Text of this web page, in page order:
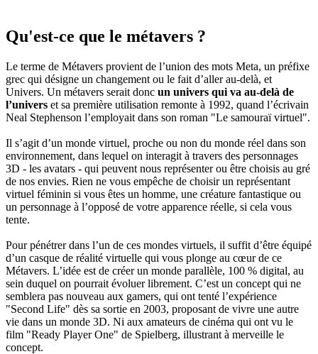
Qu'est-ce que le métavers ?
Le terme de Métavers provient de l’union des mots Meta, un préfixe
grec qui désigne un changement ou le fait d’aller au-delà, et
Univers. Un métavers serait donc un univers qui va au-delà de
l’univers et sa première utilisation remonte à 1992, quand l’écrivain
Neal Stephenson l’employait dans son roman "Le samouraï virtuel".
Il s’agit d’un monde virtuel, proche ou non du monde réel dans son
environnement, dans lequel on interagit à travers des personnages
3D - les avatars - qui peuvent nous représenter ou être choisis au gré
de nos envies. Rien ne vous empêche de choisir un représentant
virtuel féminin si vous êtes un homme, une créature fantastique ou
un personnage à l’opposé de votre apparence réelle, si cela vous
tente.
Pour pénétrer dans l’un de ces mondes virtuels, il suffit d’être équipé
d’un casque de réalité virtuelle qui vous plonge au cœur de ce
Métavers. L’idée est de créer un monde parallèle, 100 % digital, au
sein duquel on pourrait évoluer librement. C’est un concept qui ne
semblera pas nouveau aux gamers, qui ont tenté l’expérience
"Second Life" dès sa sortie en 2003, proposant de vivre une autre
vie dans un monde 3D. Ni aux amateurs de cinéma qui ont vu le
film "Ready Player One" de Spielberg, illustrant à merveille le
concept.